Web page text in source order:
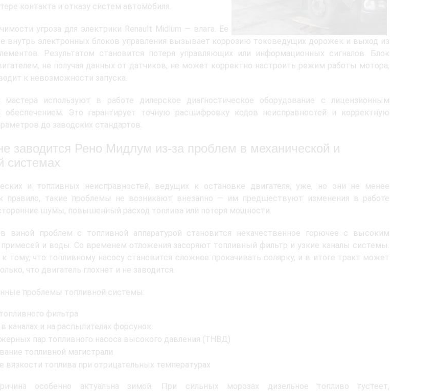
контакта и отказу систем автомобиля.
угроза для электрики Renault Midlum — влага. Ее
внутрь электронных блоков управления вызывает коррозию токоведущих дорожек и выход из
Результатом становится потеря управляющих или информационных сигналов. Блок
не получая данных от датчиков, не может корректно настроить режим работы мотора,
к невозможности запуска.
используют в работе дилерское диагностическое оборудование с лицензионным
обеспечением. Это гарантирует точную расшифровку кодов неисправностей и корректную
до заводских стандартов.
заводится Рено Мидлум из-за проблем в механической и
системах
и топливных неисправностей, ведущих к остановке двигателя, уже, но они не менее
правило, такие проблемы не возникают внезапно — им предшествуют изменения в работе
шумы, повышенный расход топлива или потеря мощности.
виной проблем с топливной аппаратурой становится некачественное горючее с высоким
и воды. Со временем отложения засоряют топливный фильтр и узкие каналы системы.
тому, что топливному насосу становится сложнее прокачивать солярку, и в итоге тракт может
что двигатель глохнет и не заводится.
проблемы топливной системы:
фильтра
каналах и на распылителях форсунок
пар топливного насоса высокого давления (ТНВД)
топливной магистрали
топлива при отрицательных температурах
особенно актуальна зимой. При сильных морозах дизельное топливо густеет,